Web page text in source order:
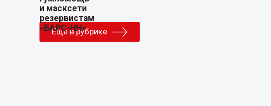
Еще в рубрике